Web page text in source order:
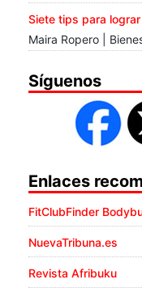
Siete tips para
Maira Ropero |
Síguenos
Enlaces
FitClubFinder
NuevaTribuna.es
Revista Afribuku